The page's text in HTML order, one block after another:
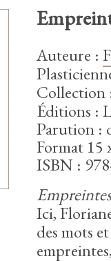
Auteure :
Collection
Éditions :
Parution :
Format 15
ISBN :
Empreintes
Ici,
des mots